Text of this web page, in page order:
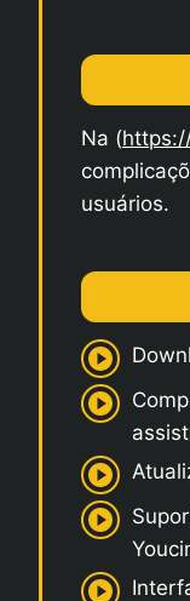
Na (
usuários.